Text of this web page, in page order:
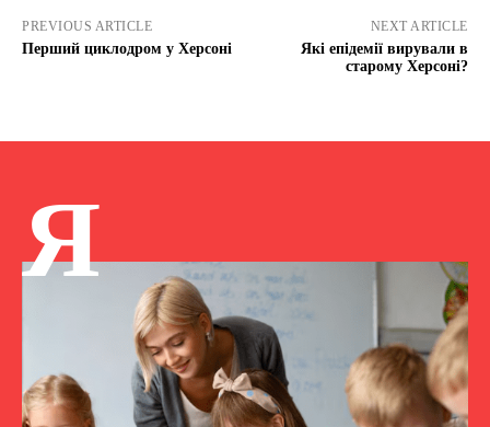
PREVIOUS ARTICLE
Перший циклодром у Херсоні
NEXT ARTICLE
Які епідемії вирували в
старому Херсоні?
Я